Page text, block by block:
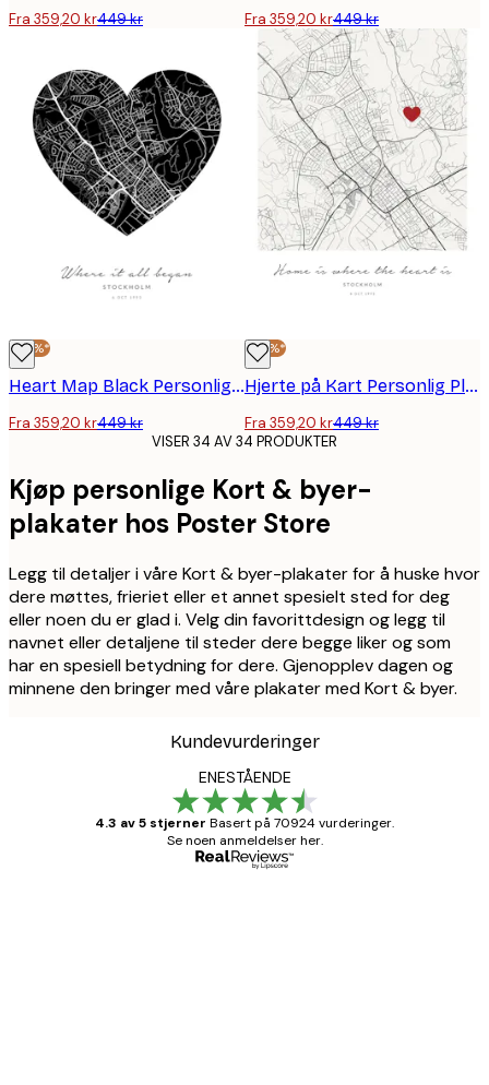
Fra 359,20 kr449 kr Fra 359,20 kr449 kr
-20%*
Heart Map Black Personlig Plakat
Fra 359,20 kr449 kr
-20%*
Hjerte på Kart Personlig Plakat
Fra 359,20 kr449 kr
VISER 34 AV 34 PRODUKTER
Kjøp personlige Kort & byer-
plakater hos Poster Store
Legg til detaljer i våre Kort & byer-plakater for å huske hvor
dere møttes, frieriet eller et annet spesielt sted for deg
eller noen du er glad i. Velg din favorittdesign og legg til
navnet eller detaljene til steder dere begge liker og som
har en spesiell betydning for dere. Gjenopplev dagen og
minnene den bringer med våre plakater med Kort & byer.
Kundevurderinger
ENESTÅENDE
4.3 av 5 stjerner Basert på 70924 vurderinger.
Se noen anmeldelser her.